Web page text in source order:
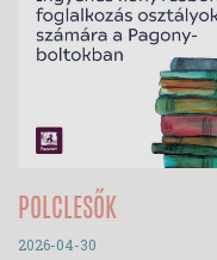
POLCLESŐK
2026-04-30